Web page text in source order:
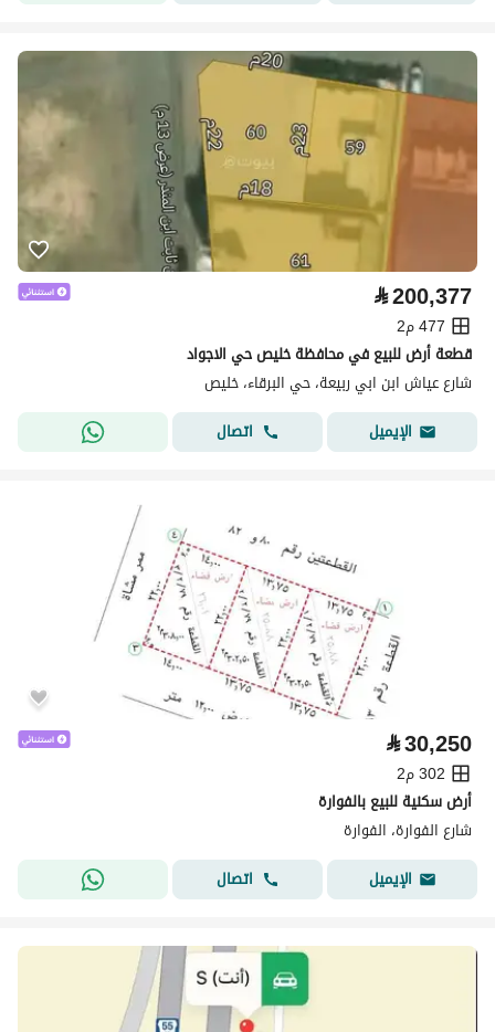
⃁200,377
477 م2
قطعة أرض للبيع في محافظة خليص حي الاجواد
شارع عياش ابن ابي ربيعة، حي البرقاء، خليص
الإيميل
اتصال
⃁30,250
302 م2
أرض سكنية للبيع بالفوارة
شارع الفوارة، الفوارة
الإيميل
اتصال